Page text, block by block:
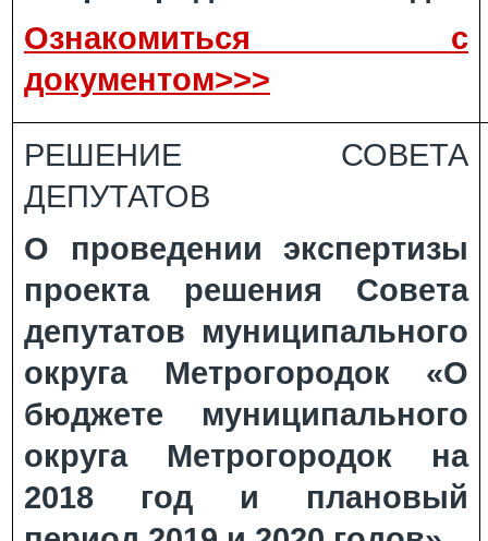
Ознакомиться с
документом>>>
РЕШЕНИЕ СОВЕТА
ДЕПУТАТОВ
О проведении экспертизы
проекта решения Совета
депутатов муниципального
округа Метрогородок «О
бюджете муниципального
округа Метрогородок на
2018 год и плановый